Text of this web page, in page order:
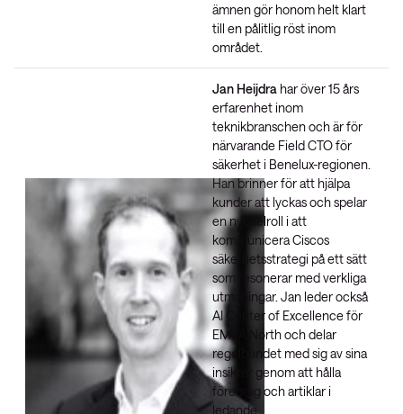
ämnen gör honom helt klart
till en pålitlig röst inom
området.
Jan Heijdra har över 15 års
erfarenhet inom
teknikbranschen och är för
närvarande Field CTO för
säkerhet i Benelux-regionen.
Han brinner för att hjälpa
kunder att lyckas och spelar
en nyckelroll i att
kommunicera Ciscos
säkerhetsstrategi på ett sätt
som resonerar med verkliga
utmaningar. Jan leder också
AI Center of Excellence för
EMEA North och delar
regelbundet med sig av sina
insikter genom att hålla
föredrag och artiklar i
ledande